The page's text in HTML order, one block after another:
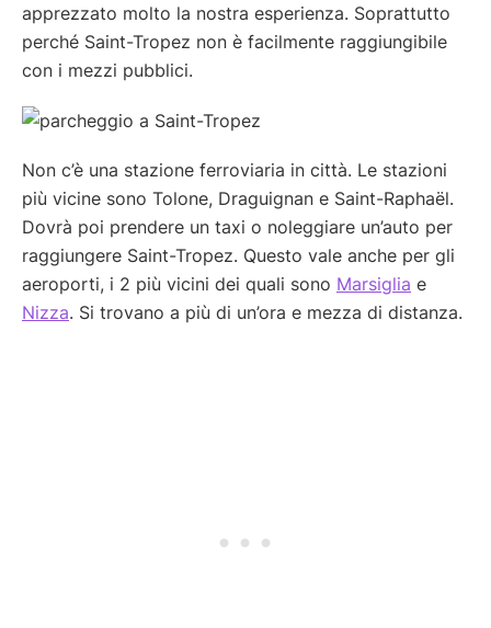
apprezzato molto la nostra esperienza. Soprattutto
perché Saint-Tropez non è facilmente raggiungibile
con i mezzi pubblici.
Non c’è una stazione ferroviaria in città. Le stazioni
più vicine sono Tolone, Draguignan e Saint-Raphaël.
Dovrà poi prendere un taxi o noleggiare un’auto per
raggiungere Saint-Tropez. Questo vale anche per gli
aeroporti, i 2 più vicini dei quali sono Marsiglia e
Nizza. Si trovano a più di un’ora e mezza di distanza.